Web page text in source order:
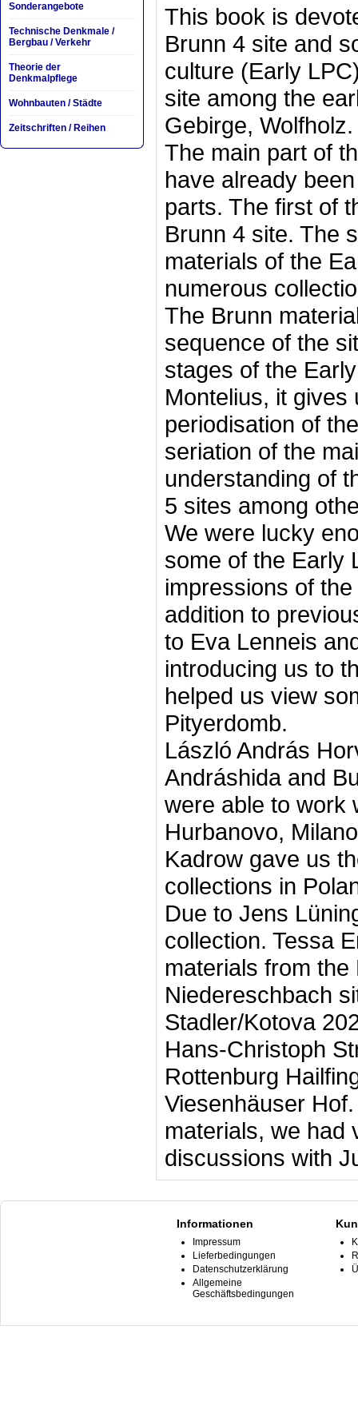
Sonderangebote
Technische Denkmale /
Bergbau / Verkehr
Theorie der
Denkmalpflege
Wohnbauten / Städte
Zeitschriften / Reihen
This book is
Brunn 4 site and
culture (Early
site among the
Gebirge, Wolfholz.
The main part of
have already
parts. The first of
Brunn 4 site. The
materials of the
numerous
The Brunn
sequence of the
stages of the
Montelius, it gives
periodisation of
seriation of the
understanding of
5 sites among
We were lucky
some of the Early
impressions of
addition to
to Eva Lenneis
introducing us to
helped us view
Pityerdomb.
László András
Andráshida and
were able to work
Hurbanovo,
Kadrow gave us
collections in
Due to Jens
collection. Tessa
materials from
Niedereschbach
Stadler/Kotova
Hans-Christoph
Rottenburg
Viesenhäuser
materials, we had
discussions with
Informationen
Impressum
Lieferbedingungen
Datenschutzerklärung
Allgemeine
Geschäftsbedingungen